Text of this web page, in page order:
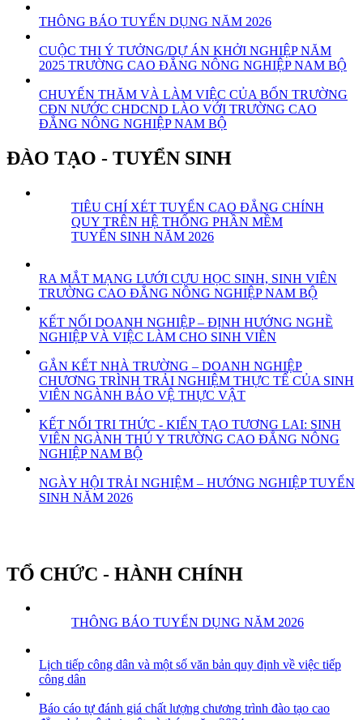
THÔNG BÁO TUYỂN DỤNG NĂM 2026
CUỘC THI Ý TƯỞNG/DỰ ÁN KHỞI NGHIỆP NĂM
2025 TRƯỜNG CAO ĐẲNG NÔNG NGHIỆP NAM BỘ
CHUYẾN THĂM VÀ LÀM VIỆC CỦA BỐN TRƯỜNG
CĐN NƯỚC CHDCND LÀO VỚI TRƯỜNG CAO
ĐẲNG NÔNG NGHIỆP NAM BỘ
ĐÀO TẠO - TUYỂN SINH
TIÊU CHÍ XÉT TUYỂN CAO ĐẲNG CHÍNH
QUY TRÊN HỆ THỐNG PHẦN MỀM
TUYỂN SINH NĂM 2026
RA MẮT MẠNG LƯỚI CỰU HỌC SINH, SINH VIÊN
TRƯỜNG CAO ĐẲNG NÔNG NGHIỆP NAM BỘ
KẾT NỐI DOANH NGHIỆP – ĐỊNH HƯỚNG NGHỀ
NGHIỆP VÀ VIỆC LÀM CHO SINH VIÊN
GẮN KẾT NHÀ TRƯỜNG – DOANH NGHIỆP
CHƯƠNG TRÌNH TRẢI NGHIỆM THỰC TẾ CỦA SINH
VIÊN NGÀNH BẢO VỆ THỰC VẬT
KẾT NỐI TRI THỨC - KIẾN TẠO TƯƠNG LAI: SINH
VIÊN NGÀNH THÚ Y TRƯỜNG CAO ĐẲNG NÔNG
NGHIỆP NAM BỘ
NGÀY HỘI TRẢI NGHIỆM – HƯỚNG NGHIỆP TUYỂN
SINH NĂM 2026
TỔ CHỨC - HÀNH CHÍNH
THÔNG BÁO TUYỂN DỤNG NĂM 2026
Lịch tiếp công dân và một số văn bản quy định về việc tiếp
công dân
Báo cáo tự đánh giá chất lượng chương trình đào tạo cao